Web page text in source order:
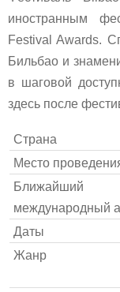
иностранным
Festival Awards.
Бильбао и
в шаговой
здесь после
Страна
Место
Ближайший
международный
Даты
Жанр